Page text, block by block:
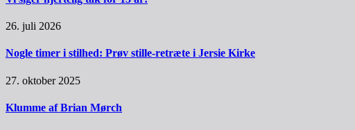
26. juli 2026
Nogle timer i stilhed: Prøv stille-retræte i Jersie Kirke
27. oktober 2025
Klumme af Brian Mørch